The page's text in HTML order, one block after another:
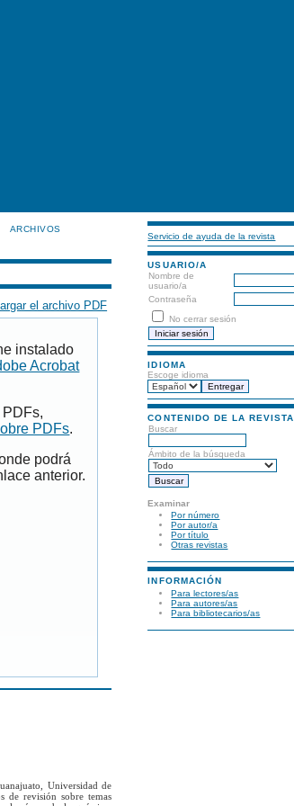
Servicio de ayuda de la revista
USUARIO/A
Nombre de
usuario/a
Contraseña
No cerrar sesión
IDIOMA
Escoge idioma
CONTENIDO DE LA REVISTA
Buscar
Ámbito de la búsqueda
Examinar
Por número
Por autor/a
Por título
Otras revistas
INFORMACIÓN
Para lectores/as
Para autores/as
Para bibliotecarios/as
ARCHIVOS
el archivo PDF
instalado
Acrobat
PDFs.
podrá
anterior.
Universidad de
de revisión sobre temas